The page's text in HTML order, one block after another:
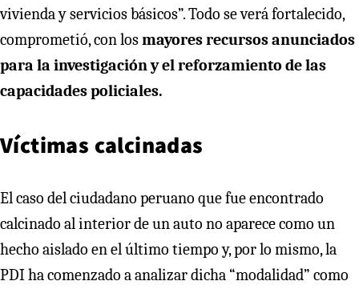
vivienda y servicios básicos”. Todo se verá fortalecido,
comprometió, con losmayores recursos anunciados
para la investigación y el reforzamiento de las
capacidades policiales.
Víctimas calcinadas
El caso del ciudadano peruano que fue encontrado
calcinado al interior de un auto no aparece como un
hecho aislado en el último tiempo y, por lo mismo, la
PDI ha comenzado a analizar dicha “modalidad” como